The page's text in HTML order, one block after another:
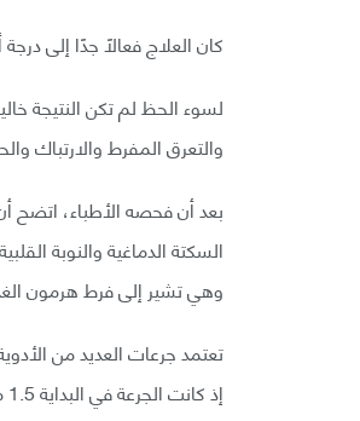
كان العلاج فعالًا جدًا إلى درجة أنه فقد 39 كليوغرامًا أو ما يعادل 30% من وزن
لسوء الحظ لم تكن النتيجة
والتعرق المفرط والارتباك
بعد أن فحصه الأطباء،
السكتة الدماغية والنوبة
وهي تشير إلى فرط هرمون
تعتمد جرعات العديد من
إذ كانت الجرعة في البداية 1.5 ميكروغرامًا لكل كيلوغرام من وزنه، لكنها ارتفعت إلى 2.15 ميكروغرام لكل كيلوغرام.